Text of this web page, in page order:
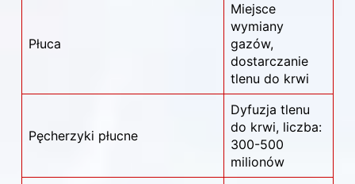
Płuca
Miejsce
wymiany
gazów,
dostarczanie
tlenu do krwi
Pęcherzyki płucne
Dyfuzja tlenu
do krwi, liczba:
300-500
milionów